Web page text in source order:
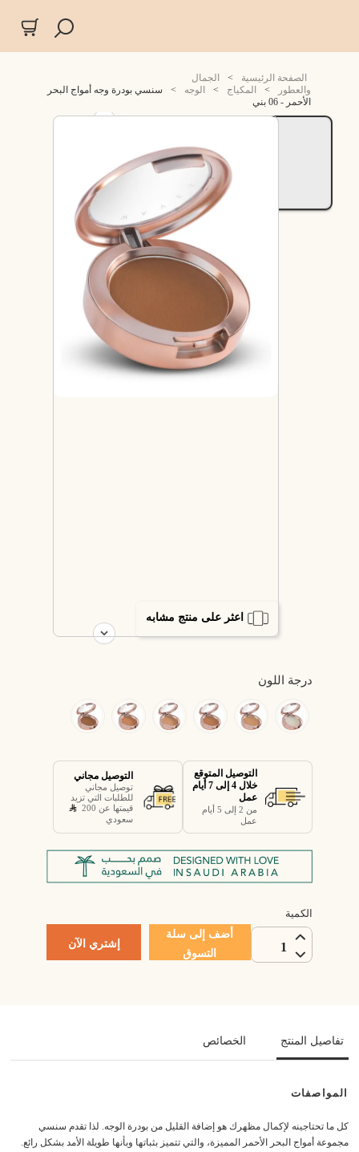
الصفحة الرئيسية >
الجمال
والعطور
> المكياج > الوجه >
سنسي بودرة وجه أمواج البحر
الأحمر - 06 بني
اعثر على منتج مشابه
درجة اللون
التوصيل المتوقع
خلال 4 إلى 7 أيام
عمل
من 2 إلى 5 أيام
عمل
التوصيل مجاني
توصيل مجاني
للطلبات التي تزيد
قيمتها عن 200
سعودي
الكمية
1
أضف إلى سلة
التسوق
إشتري الآن
تفاصيل المنتج الخصائص
المواصفات
كل ما تحتاجينه لإكمال مظهرك هو إضافة القليل من بودرة الوجه. لذا تقدم سنسي
مجموعة أمواج البحر الأحمر المميزة، والتي تتميز بثباتها وبأنها طويلة الأمد بشكل رائع.